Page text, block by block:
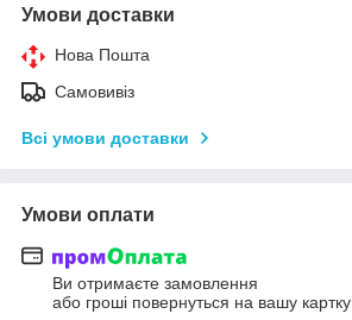
Умови доставки
Нова Пошта
Самовивіз
Всі умови доставки
Умови оплати
Ви отримаєте замовлення
або гроші повернуться на вашу картку